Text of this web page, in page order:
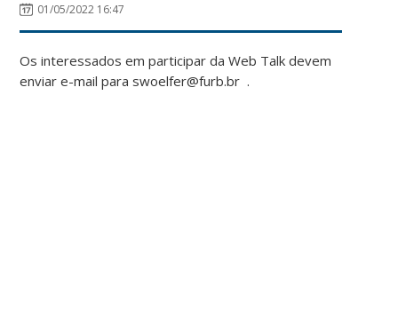
01/05/2022 16:47
Os interessados em participar da Web Talk devem
enviar e-mail para swoelfer@furb.br .